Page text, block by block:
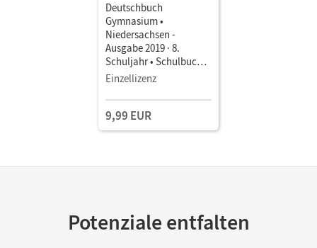
Deutschbuch
Gymnasium •
Niedersachsen -
Ausgabe 2019 · 8.
Schuljahr • Schulbuch
als E-Book Mit Medien
Einzellizenz
9,99 EUR
Potenziale entfalten